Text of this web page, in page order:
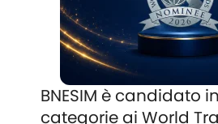
BNESIM è candidato
categorie ai World